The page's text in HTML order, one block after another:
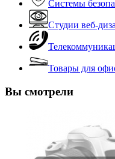
Системы
Студии веб-
Товары для
Вы смотрели